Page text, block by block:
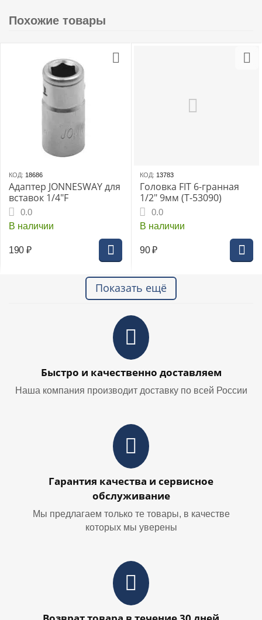
Похожие товары
КОД: 18686
Адаптер JONNESWAY для
вставок 1/4"F
0.0
В наличии
190 ₽
КОД: 13783
Головка FIT 6-гранная
1/2" 9мм (Т-53090)
0.0
В наличии
90 ₽
Показать ещё
Быстро и качественно доставляем
Наша компания производит доставку по всей России
Гарантия качества и сервисное
обслуживание
Мы предлагаем только те товары, в качестве
которых мы уверены